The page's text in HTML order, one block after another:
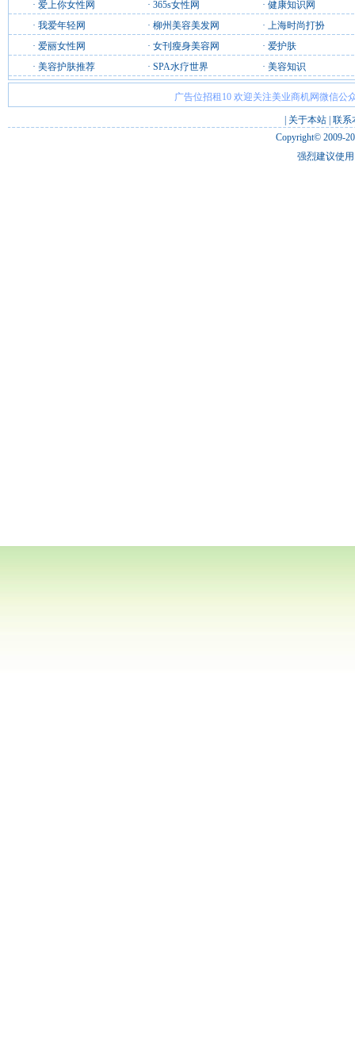
· 爱上你女性网 · 365s女性网 · 健康知识网
· 我爱年轻网 · 柳州美容美发网 · 上海时尚打扮
· 爱丽女性网 · 女刊瘦身美容网 · 爱护肤
· 美容护肤推荐 · SPA水疗世界 · 美容知识
广告位招租10 欢迎关注美业商机网微信公
关于本站 联系
Copyright© 2009-
强烈建议使